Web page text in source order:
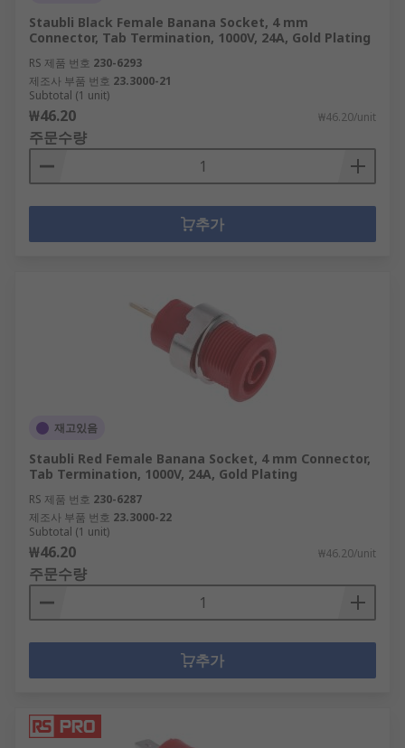
Staubli Black Female Banana Socket, 4 mm
Connector, Tab Termination, 1000V, 24A, Gold Plating
RS 제품 번호 230-6293
제조사 부품 번호 23.3000-21
Subtotal (1 unit)
₩46.20 ₩46.20/unit
주문수량
추가
재고있음
Staubli Red Female Banana Socket, 4 mm Connector,
Tab Termination, 1000V, 24A, Gold Plating
RS 제품 번호 230-6287
제조사 부품 번호 23.3000-22
Subtotal (1 unit)
₩46.20 ₩46.20/unit
주문수량
추가